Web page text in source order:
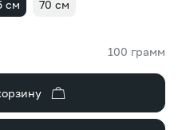
см 70 см
100 грамм